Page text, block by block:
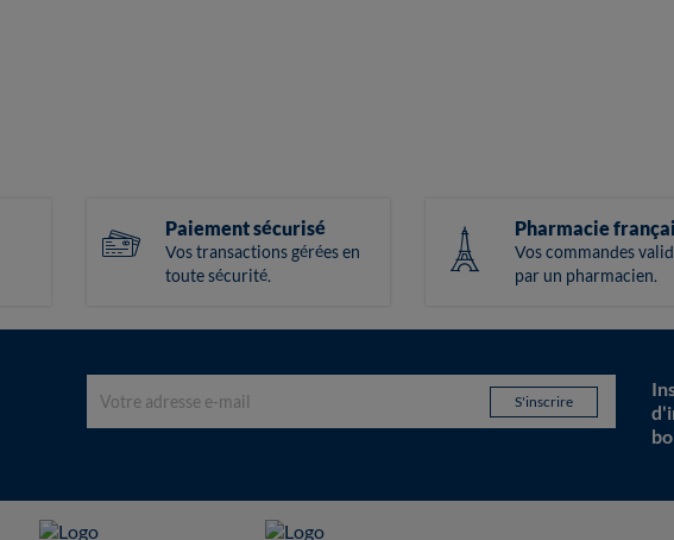
Paiement sécurisé
Vos transactions gérées en
toute sécurité.
Pharmacie
Vos commandes
par un pharmacien.